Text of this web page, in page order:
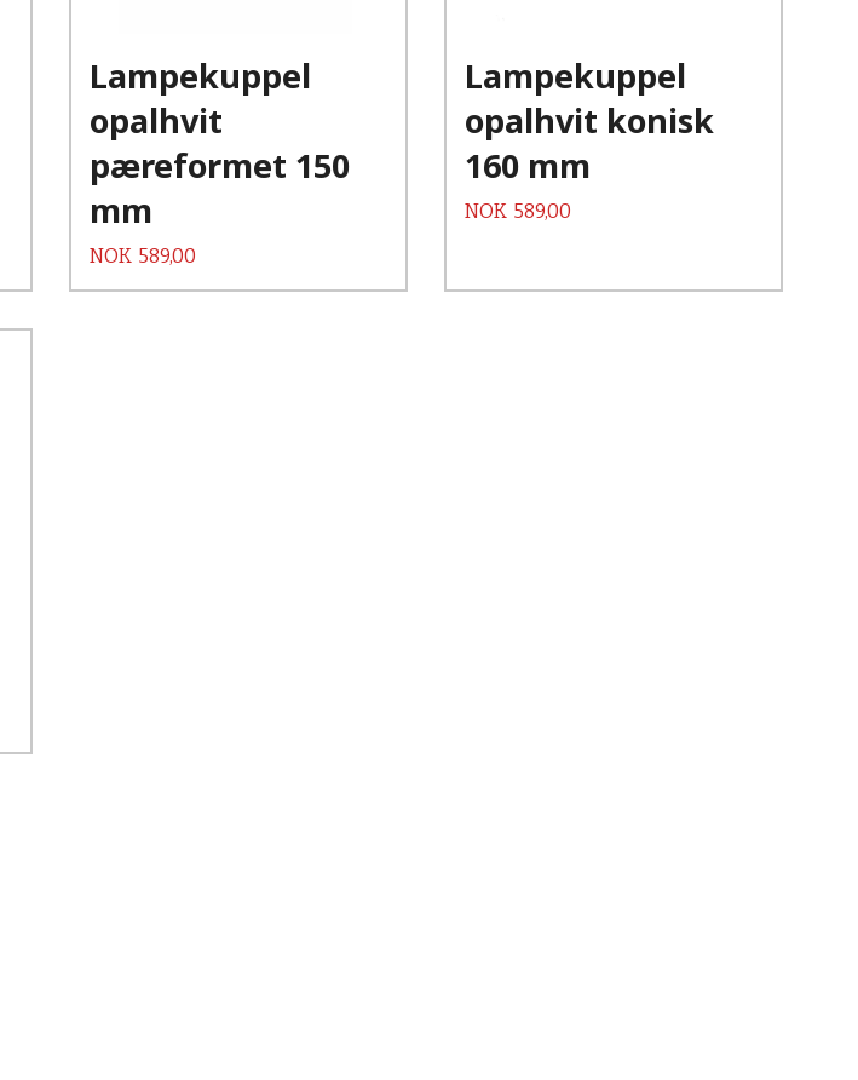
Lampekuppel
opalhvit
pæreformet 150
mm
Pris
NOK 589,00
Lampekuppel
opalhvit konisk
160 mm
Pris
NOK 589,00